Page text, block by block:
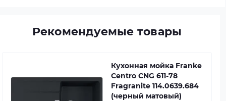
Рекомендуемые товары
Кухонная мойка Franke
Centro CNG 611-78
Fragranite 114.0639.684
(черный матовый)